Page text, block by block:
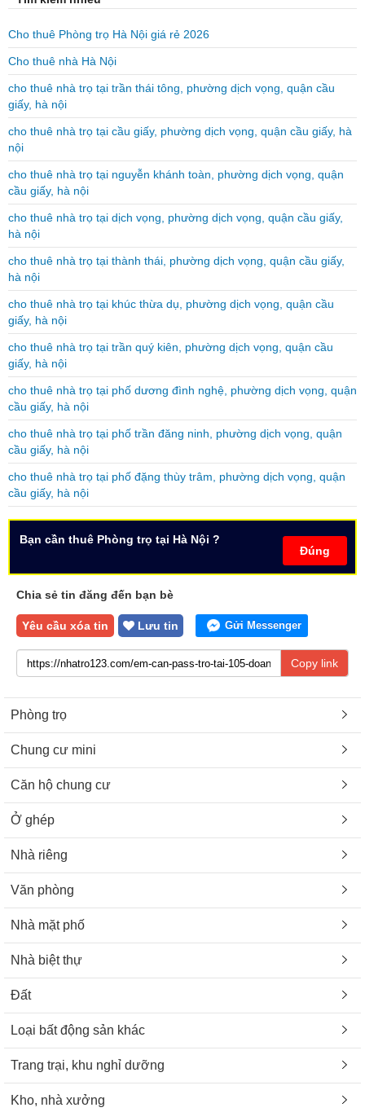
Cho thuê Phòng trọ Hà Nội giá rẻ 2026
Cho thuê nhà Hà Nội
cho thuê nhà trọ tại trần thái tông, phường dịch vọng, quận cầu
giấy, hà nội
cho thuê nhà trọ tại cầu giấy, phường dịch vọng, quận cầu giấy, hà
nội
cho thuê nhà trọ tại nguyễn khánh toàn, phường dịch vọng, quận
cầu giấy, hà nội
cho thuê nhà trọ tại dịch vọng, phường dịch vọng, quận cầu giấy,
hà nội
cho thuê nhà trọ tại thành thái, phường dịch vọng, quận cầu giấy,
hà nội
cho thuê nhà trọ tại khúc thừa dụ, phường dịch vọng, quận cầu
giấy, hà nội
cho thuê nhà trọ tại trần quý kiên, phường dịch vọng, quận cầu
giấy, hà nội
cho thuê nhà trọ tại phố dương đình nghệ, phường dịch vọng, quận
cầu giấy, hà nội
cho thuê nhà trọ tại phố trần đăng ninh, phường dịch vọng, quận
cầu giấy, hà nội
cho thuê nhà trọ tại phố đặng thùy trâm, phường dịch vọng, quận
cầu giấy, hà nội
Đúng
Bạn cần thuê Phòng trọ tại Hà Nội ?
Chia sẻ tin đăng đến bạn bè
Yêu cầu xóa tin Lưu tin Gửi Messenger
Copy link
Phòng trọ
Chung cư mini
Căn hộ chung cư
Ở ghép
Nhà riêng
Văn phòng
Nhà mặt phố
Nhà biệt thự
Đất
Loại bất động sản khác
Trang trại, khu nghỉ dưỡng
Kho, nhà xưởng